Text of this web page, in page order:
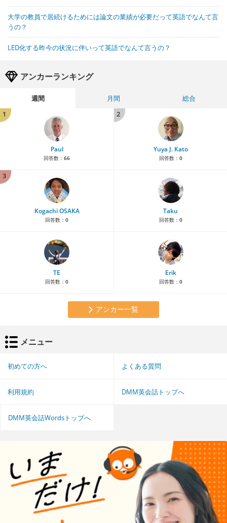
大学の教員で居続けるためには論文の業績が必要だって英語でなんて言
うの？
LED化する昨今の状況に伴いって英語でなんて言うの？
アンカーランキング
週間 月間
総合
1
Paul
回答数： 66
2
Yuya J. Kato
回答数： 0
3
Kogachi OSAKA
回答数： 0
Taku
回答数： 0
TE
回答数： 0
Erik
回答数： 0
アンカー一覧
メニュー
初めての方へ よくある質問
利用規約 DMM英会話トップへ
DMM英会話Wordsトップへ